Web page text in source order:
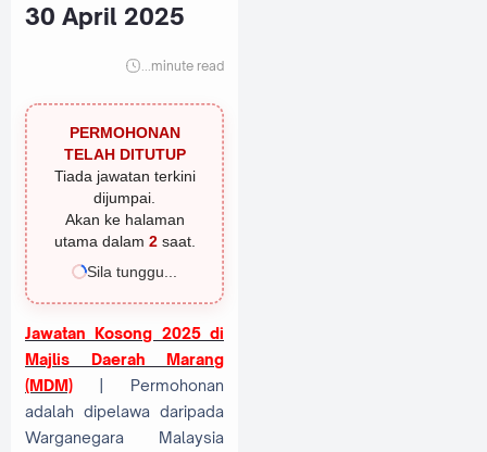
30 April 2025
minute read
PERMOHONAN
TELAH DITUTUP
Tiada jawatan terkini
dijumpai.
Akan ke halaman
utama dalam 2saat.
Sila tunggu...
Jawatan Kosong 2025 di
Majlis Daerah Marang
(MDM) | Permohonan
adalah dipelawa daripada
Warganegara Malaysia